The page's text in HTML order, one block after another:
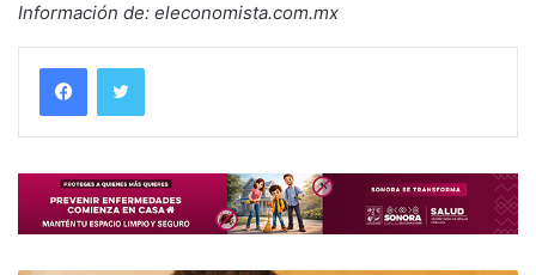
Información de: eleconomista.com.mx